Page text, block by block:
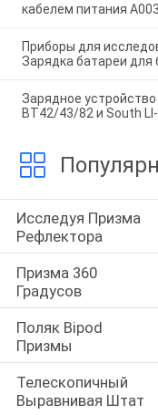
кабелем питания
Приборы для
Зарядка батареи для
Зарядное устройство
BT42/43/82 и South
Исследуя Призма
Рефлектора
Призма 360
Градусов
Поляк Bipod
Призмы
Телескопичный
Выравнивая Штат